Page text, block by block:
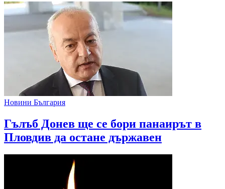
Новини България
Гълъб Донев ще се бори панаирът в
Пловдив да остане държавен